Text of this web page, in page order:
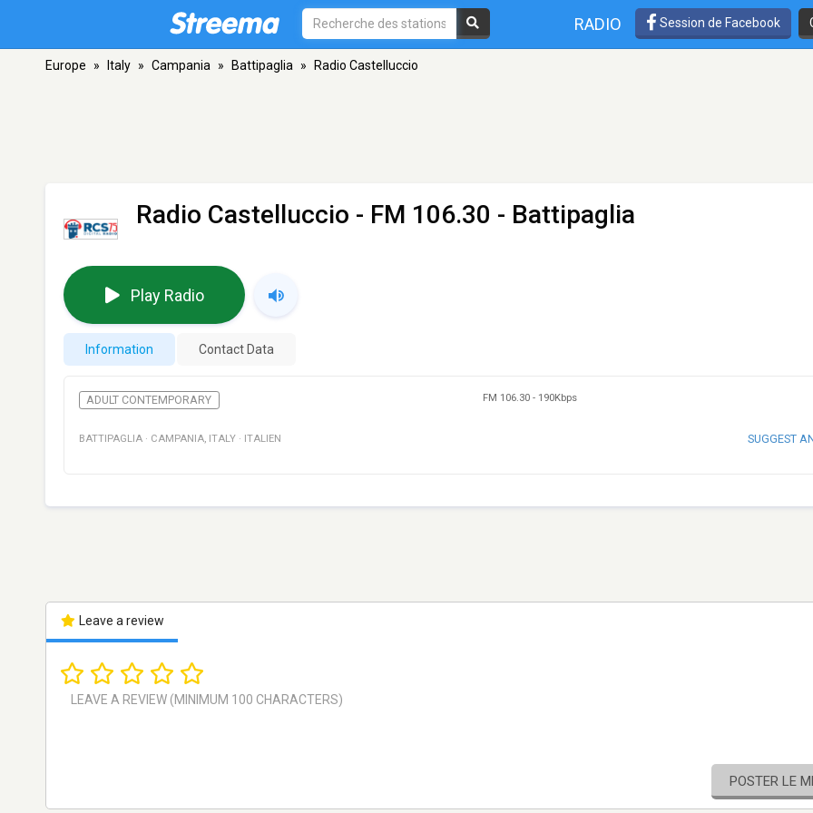
RADIO Session de Facebook
Europe » Italy » Campania » Battipaglia » Radio Castelluccio
Radio Castelluccio - FM 106.30 - Battipaglia
Play Radio
Information Contact Data
ADULT CONTEMPORARY FM 106.30 - 190Kbps
BATTIPAGLIA · CAMPANIA, ITALY · ITALIEN SUGGEST
Leave a review
POSTER LE